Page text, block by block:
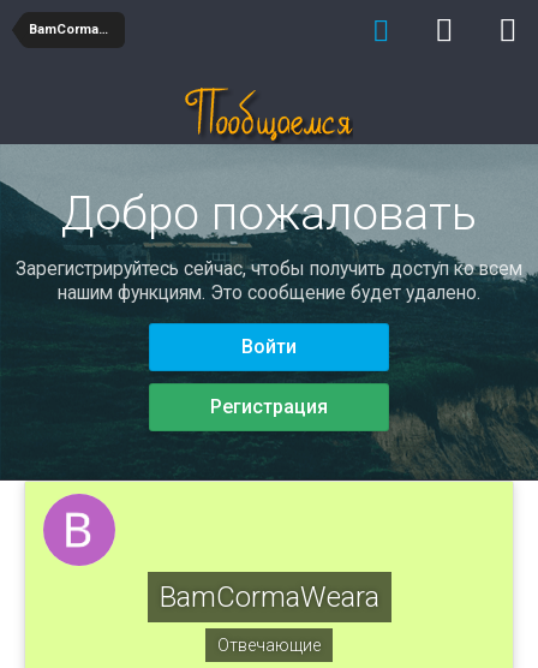
BamCormaWeara
Добро пожаловать
Зарегистрируйтесь сейчас, чтобы получить доступ ко всем
нашим функциям. Это сообщение будет удалено.
Войти
Регистрация
BamCormaWeara
Отвечающие